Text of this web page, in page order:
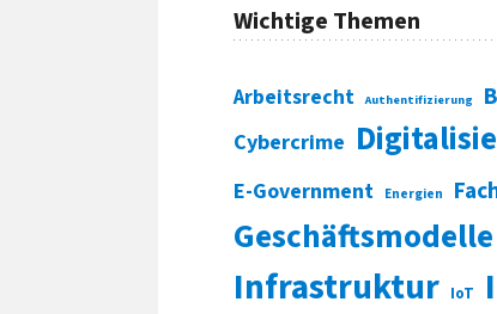
Wichtige Themen
Arbeitsrecht Authentifizierung
Cybercrime
E-Government Energien
Geschäftsmodelle
Infrastruktur IoT